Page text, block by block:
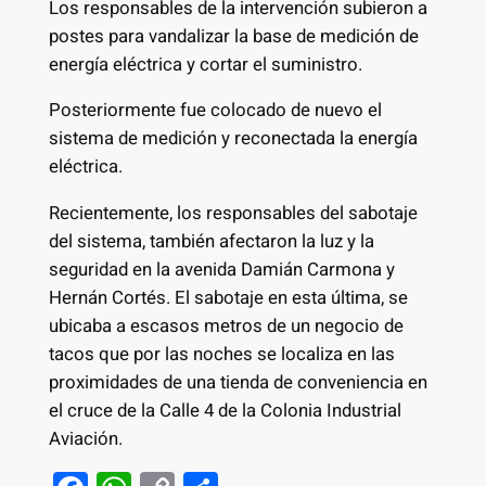
Los responsables de la intervención subieron a
postes para vandalizar la base de medición de
energía eléctrica y cortar el suministro.
Posteriormente fue colocado de nuevo el
sistema de medición y reconectada la energía
eléctrica.
Recientemente, los responsables del sabotaje
del sistema, también afectaron la luz y la
seguridad en la avenida Damián Carmona y
Hernán Cortés. El sabotaje en esta última, se
ubicaba a escasos metros de un negocio de
tacos que por las noches se localiza en las
proximidades de una tienda de conveniencia en
el cruce de la Calle 4 de la Colonia Industrial
Aviación.